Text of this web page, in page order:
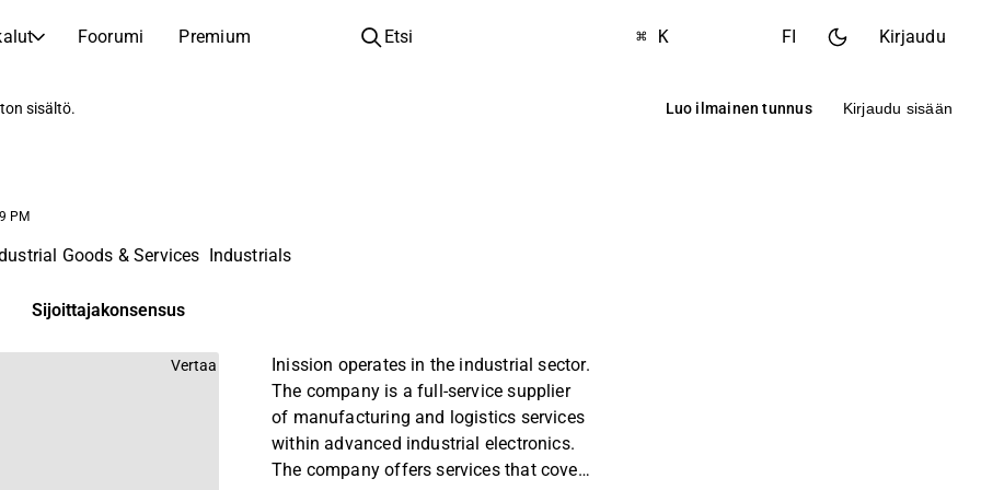
Foorumi Premium
YHTIÖT
Yhtiökokouskutsut
Yhtiökokousten päivämäärät ja osakkeenomistajatiedot
OPI SIJOITTAMISESTA
Etsi ⌘ K FI Kirjaudu
sisältö. Luo ilmainen tunnus Kirjaudu sisään
PM
Goods & Services Industrials
Sijoittajakonsensus
Vertaa
Inission operates in the industrial sector.
The company is a full-service supplier
of manufacturing and logistics services
within advanced industrial electronics.
The company offers services that cover